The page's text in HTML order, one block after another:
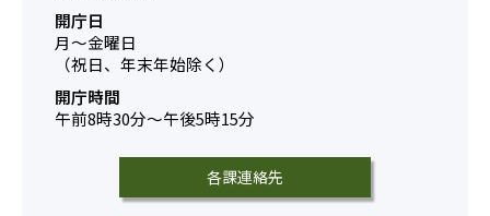
開庁日
月～金曜日
（祝日、年末年始除く）
開庁時間
午前8時30分～午後5時15分
各課連絡先